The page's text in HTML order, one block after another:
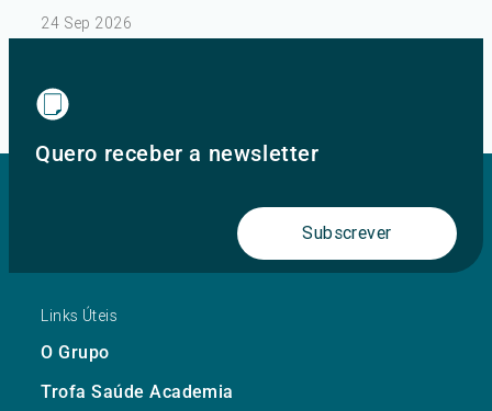
24 Sep 2026
III Congresso de Psiquiatria – Dia 1
Quero receber a newsletter
Subscrever
Links Úteis
O Grupo
Trofa Saúde Academia